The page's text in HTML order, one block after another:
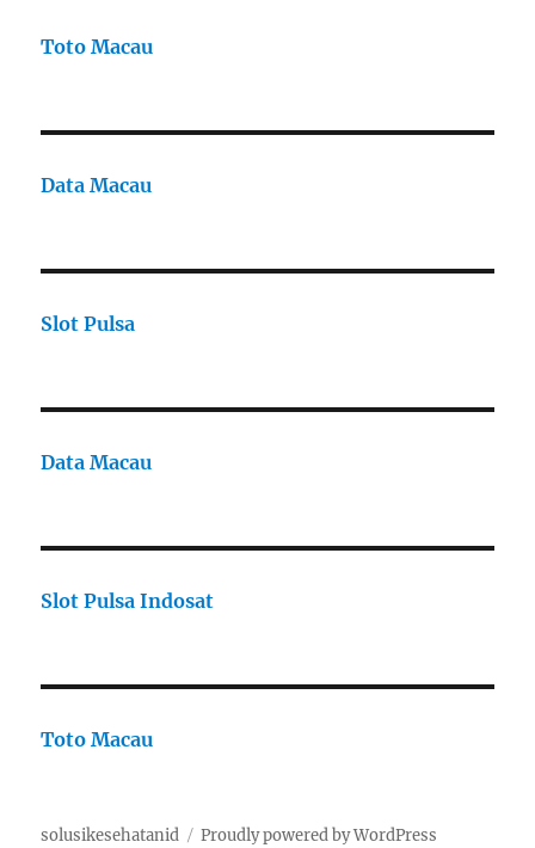
Toto Macau
Data Macau
Slot Pulsa
Data Macau
Slot Pulsa Indosat
Toto Macau
solusikesehatanid Proudly powered by WordPress